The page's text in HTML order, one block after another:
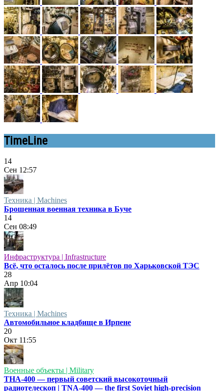
TimeLine
14
Сен 12:57
Техника | Machines
Брошенная военная техника в Буче
14
Сен 08:49
Инфраструктура | Infrastructure
Всё, что осталось после прилётов по Харьковской ТЭС
28
Апр 10:04
Техника | Machines
Автомобильное кладбище в Ирпене
20
Окт 11:55
Военные объекты | Military
ТНА-400 — первый советский высокоточный
радиотелескоп | TNA-400 — the first Soviet high-precision